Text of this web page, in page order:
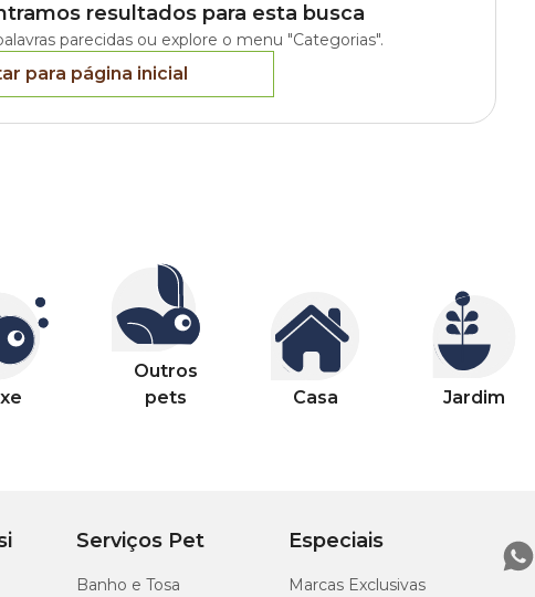
resultados para esta busca
parecidas ou explore o menu "Categorias".
para página inicial
Outros
pets
Casa Jardim
Serviços Pet
Banho e Tosa
Especiais
Marcas Exclusivas